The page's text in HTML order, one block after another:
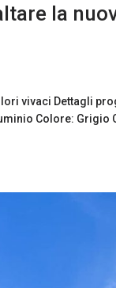
la
vivaci Dettagli
Colore: Grigio